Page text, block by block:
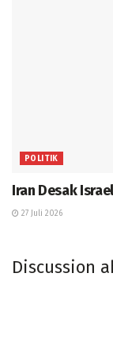
POLITIK
Iran Desak
27 Juli 2026
Discussion